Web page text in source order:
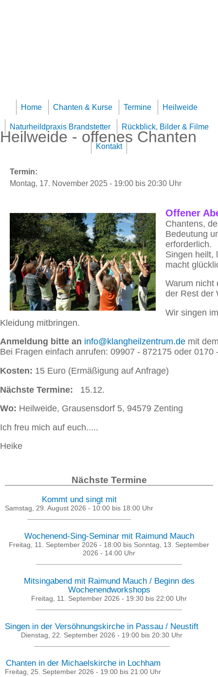
Home Chanten & Kurse Termine Heilweide
Naturheildpraxis Brandstetter Rückblick, Bilder & Filme
Kontakt
Heilweide - offenes Chanten
Termin:
Montag, 17. November 2025 - 19:00 bis 20:30 Uhr
Offener
Chantens,
Bedeutung
erforderlich.
Singen heilt,
macht
Warum nicht
der Rest der
Wir singen
Kleidung mitbringen.
Anmeldung bitte an info@klangheilzentrum.de mit
Bei Fragen einfach anrufen: 09907 - 872175 oder 0170
Kosten: 15 Euro (Ermäßigung auf Anfrage)
Nächste Termine:
15.12.
Wo: Heilweide, Grausensdorf 5, 94579 Zenting
Ich freu mich auf euch.....
Heike
Nächste Termine
Kommt und singt mit
Samstag, 29. August 2026 - 10:00 bis 18:00 Uhr
Wochenend-Sing-Seminar mit Raimund Mauch
Freitag, 11. September 2026 - 18:00 bis Sonntag, 13. September
2026 - 14:00 Uhr
Mitsingabend mit Raimund Mauch / Beginn des
Wochenendworkshops
Freitag, 11. September 2026 - 19:30 bis 22:00 Uhr
Singen in der Versöhnungskirche in Passau / Neustift
Dienstag, 22. September 2026 - 19:00 bis 20:30 Uhr
Chanten in der Michaelskirche in Lochham
Freitag, 25. September 2026 - 19:00 bis 21:00 Uhr